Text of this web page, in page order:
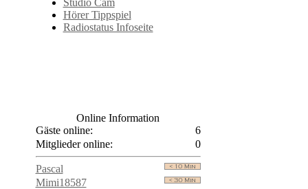
Studio Cam
Hörer Tippspiel
Radiostatus Infoseite
Online Information
Gäste online:
6
Mitglieder online:
0
Pascal
Mimi18587